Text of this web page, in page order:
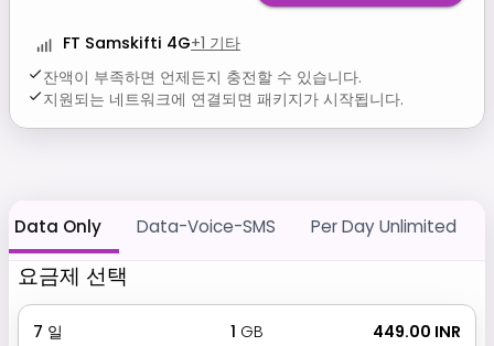
FT Samskifti 4G+1 기타
잔액이 부족하면 언제든지 충전할 수 있습니다.
지원되는 네트워크에 연결되면 패키지가 시작됩니다.
Data Only Data-Voice-SMS Per Day Unlimited
요금제 선택
7 일 1 GB ₹ 449.00 INR